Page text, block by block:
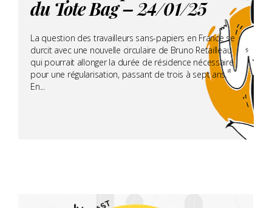
du Tote Bag – 24/01/25
La question des travailleurs sans-papiers en France se
durcit avec une nouvelle circulaire de Bruno Retailleau
qui pourrait allonger la durée de résidence nécessaire
pour une régularisation, passant de trois à sept ans.
En...